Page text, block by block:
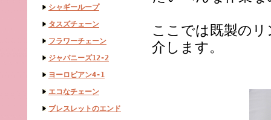
シャギーループ
タスズチェーン
フラワーチェーン
ジャパニーズ12-2
ヨーロピアン4-1
エコなチェーン
ブレスレットのエンド
ここでは既製の
介します。